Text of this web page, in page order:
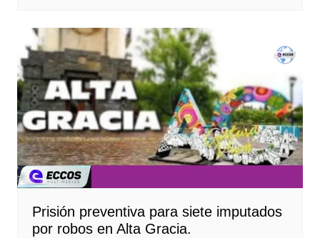
Prisión preventiva para siete imputados
por robos en Alta Gracia.